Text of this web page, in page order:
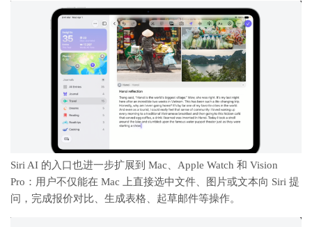
Siri AI 的入口也进一步扩展到 Mac、Apple Watch 和 Vision
Pro：用户不仅能在 Mac 上直接选中文件、图片或文本向 Siri 提
问，完成报价对比、生成表格、起草邮件等操作。